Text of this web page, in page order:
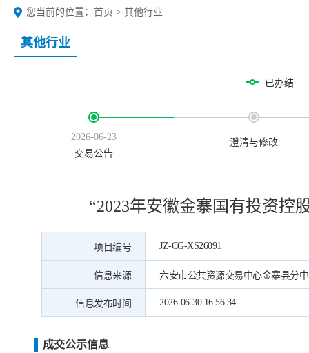
您当前的位置： 首页 > 其他行业
其他行业
已办结
2026-06-23
交易公告
澄清与修改
“2023年安徽金寨国有投资控
项目编号 JZ-CG-XS26091
信息来源 六安市公共资源交易中心金寨县分
信息发布时间 2026-06-30 16:56:34
成交公示信息